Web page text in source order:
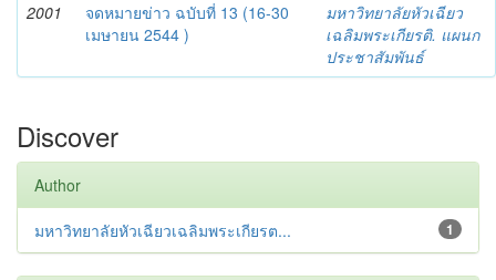
2001
จดหมายข่าว ฉบับที่ 13 (16-30
เมษายน 2544 )
มหาวิทยาลัยหัวเฉียว
เฉลิมพระเกียรติ. แผนก
ประชาสัมพันธ์
Discover
Author
1
มหาวิทยาลัยหัวเฉียวเฉลิมพระเกียรต...